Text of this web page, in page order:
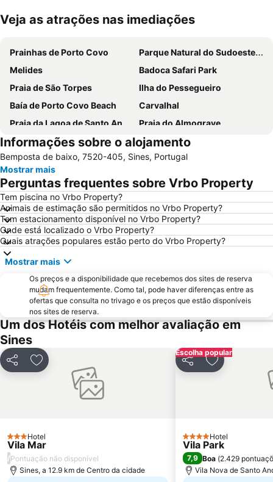
Ampliar mapa
Veja as atrações nas imediações
Prainhas de Porto Covo
Parque Natural do Sudoeste Alentejano e Costa Vicentina
Melides
Badoca Safari Park
Praia de São Torpes
Ilha do Pessegueiro
Baía de Porto Covo Beach
Carvalhal
Praia da Lagoa de Santo André
Praia do Almograve
Praia da Zambujeira do Mar
Praia de Odeceixe
Costa de Santo André Beach
Baiona Beach
Praia das Furnas
Ilha do Pessegueiro Beach
da Samoqueira
Praia da Samouqueira
Cascatas de Vila Nova de Milfontes
Jardim Publico de Porto Covo
do Malhão
Barragem de Santa-Clara-a-Velha
Skate Park
Moinho de Vento da Longueira
Galé-Fontainhas
Porto das Carretas
Aberta Nova
Mina de Ciência - Centro de Ciência Viva do Lousal
Reserva Natural Lagoas de Santo André e da Sancha
Cabo Sardão
da Amália
Fonte do Cortiço Beach
Cavaleiro Beach
Forte de São Clemente - Milfontes
Dos Buizinhos
Museu Mineiro de Lousal
Alteirinhos
Informações sobre o alojamento
Bemposta de baixo, 7520-405, Sines, Portugal
Mostrar mais
Perguntas frequentes sobre Vrbo Property
Tem piscina no Vrbo Property?
Animais de estimação são permitidos no Vrbo Property?
Tem estacionamento disponível no Vrbo Property?
Onde está localizado o Vrbo Property?
Quais atrações populares estão perto do Vrbo Property?
Mostrar mais
Os preços e a disponibilidade que recebemos dos sites de reserva
mudam frequentemente. Como tal, pode haver diferenças entre as
ofertas que consulta no trivago e os preços que estão disponíveis
nos sites de reserva.
Um dos Hotéis com melhor avaliação em
Sines
PartilharAdicionar aos favoritos
3 Estrelas
Hotel
Vila Mar
/Pontuação não disponível
Sines, a 12.9 km de Centro da cidade
Escolha popular
PartilharAdicionar
4 Estrelas
Hotel
Vila Park
7,9 Boa (2.429
Vila Nova de Santo